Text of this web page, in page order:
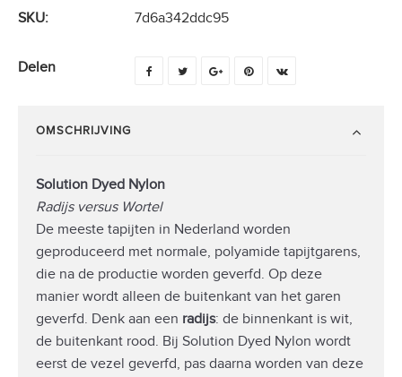
SKU:
7d6a342ddc95
Delen
OMSCHRIJVING
Solution Dyed Nylon
Radijs versus Wortel
De meeste tapijten in Nederland worden
geproduceerd met normale, polyamide tapijtgarens,
die na de productie worden geverfd. Op deze
manier wordt alleen de buitenkant van het garen
geverfd. Denk aan een radijs: de binnenkant is wit,
de buitenkant rood. Bij Solution Dyed Nylon wordt
eerst de vezel geverfd, pas daarna worden van deze